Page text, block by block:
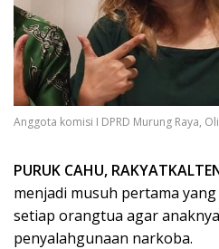
Anggota komisi I DPRD Murung Raya,
PURUK CAHU,
menjadi musuh pertama
setiap orangtua agar
penyalahgunaan narkoba.